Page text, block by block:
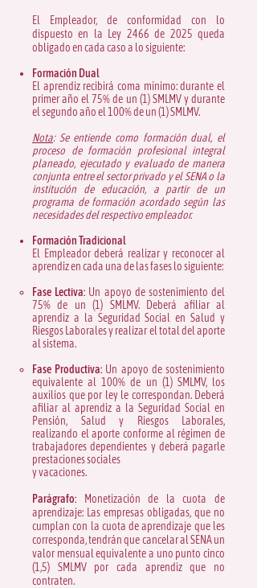
El Empleador, de conformidad con lo
dispuesto en la Ley 2466 de 2025 queda
obligado en cada caso a lo siguiente:
Formación Dual
El aprendiz recibirá coma mínimo: durante el
primer año el 75% de un (1) SMLMV y durante
el segundo año el 100% de un (1) SMLMV.
Nota: Se entiende como formación dual, el
proceso de formación profesional integral
planeado, ejecutado y evaluado de manera
conjunta entre el sector privado y el SENA o la
institución de educación, a partir de un
programa de formación acordado según las
necesidades del respectivo empleador.
Formación Tradicional
El Empleador deberá realizar y reconocer al
aprendiz en cada una de las fases lo siguiente:
Fase Lectiva: Un apoyo de sostenimiento del
75% de un (1) SMLMV. Deberá afiliar al
aprendiz a la Seguridad Social en Salud y
Riesgos Laborales y realizar el total del aporte
al sistema.
Fase Productiva: Un apoyo de sostenimiento
equivalente al 100% de un (1) SMLMV, los
auxilios que por ley le correspondan. Deberá
afiliar al aprendiz a la Seguridad Social en
Pensión, Salud y Riesgos Laborales,
realizando el aporte conforme al régimen de
trabajadores dependientes y deberá pagarle
prestaciones sociales
y vacaciones.​
Parágrafo: Monetización de la cuota de
aprendizaje: Las empresas obligadas, que no
cumplan con la cuota de aprendizaje que les
corresponda, tendrán que cancelar al SENA un
valor mensual equivalente a uno punto cinco
(1,5) SMLMV por cada aprendiz que no
contraten.